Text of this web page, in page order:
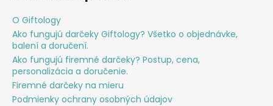
O Giftology
Ako fungujú darčeky Giftology? Všetko o objednávke,
balení a doručení.
Ako fungujú firemné darčeky? Postup, cena,
personalizácia a doručenie.
Firemné darčeky na mieru
Podmienky ochrany osobných údajov